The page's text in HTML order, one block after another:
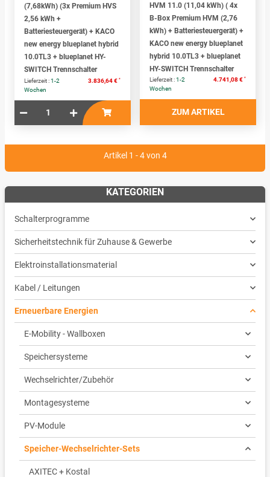
(7,68kWh) (3x Premium HVS
2,56 kWh +
Batteriesteuergerät) + KACO
new energy blueplanet hybrid
10.0TL3 + blueplanet HY-
SWITCH Trennschalter
Lieferzeit :1-2
Wochen
3.836,64 € *
HVM 11.0 (11,04 kWh) ( 4x
B-Box Premium HVM (2,76
kWh) + Batteriesteuergerät) +
KACO new energy blueplanet
hybrid 10.0TL3 + blueplanet
HY-SWITCH Trennschalter
Lieferzeit :1-2
Wochen
4.741,08 € *
ZUM ARTIKEL
Artikel 1 - 4 von 4
KATEGORIEN
Schalterprogramme
Sicherheitstechnik für Zuhause & Gewerbe
Elektroinstallationsmaterial
Kabel / Leitungen
Erneuerbare Energien
E-Mobility - Wallboxen
Speichersysteme
Wechselrichter/Zubehör
Montagesysteme
PV-Module
Speicher-Wechselrichter-Sets
AXITEC + Kostal